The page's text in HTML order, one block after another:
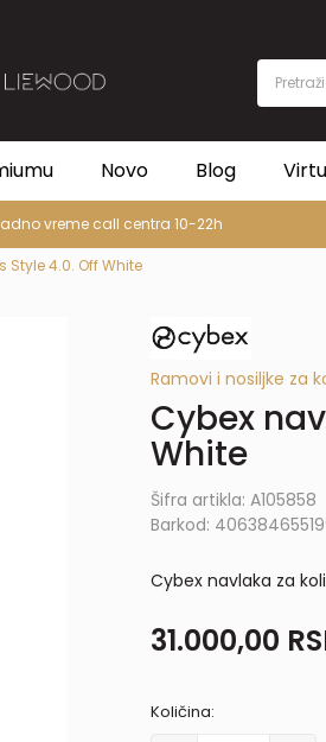
Novo Blog
vreme call centra 10-22h
4.0. Off White
Ramovi i nosiljke za
Cybex
White
Šifra artikla: A105858
Barkod:
Cybex navlaka za
31.000,00
Količina: